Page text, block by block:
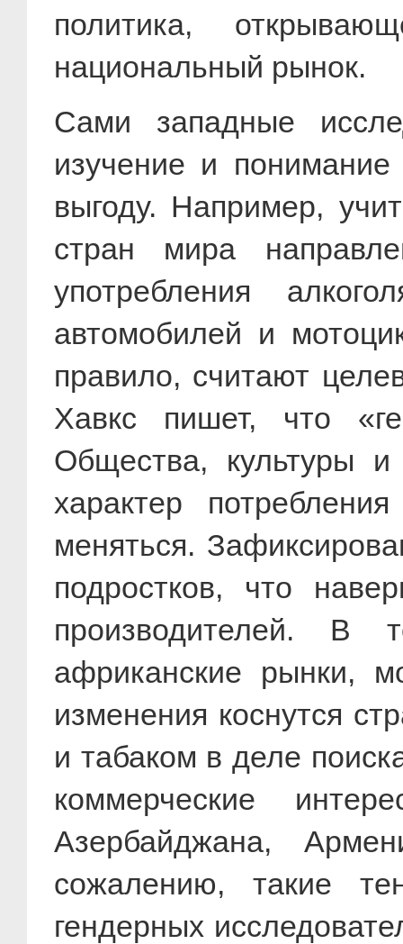
политика,
национальный рынок.
Сами западные
изучение и
выгоду. Например,
стран мира
употребления
автомобилей и
правило, считают
Хавкс пишет, что
Общества, культуры
характер
меняться.
подростков, что
производителей. В
африканские рынки,
изменения коснутся
и табаком в деле
коммерческие
Азербайджана,
сожалению, такие
гендерных